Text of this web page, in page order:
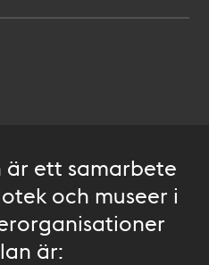
är ett samarbete
och museer i
är: